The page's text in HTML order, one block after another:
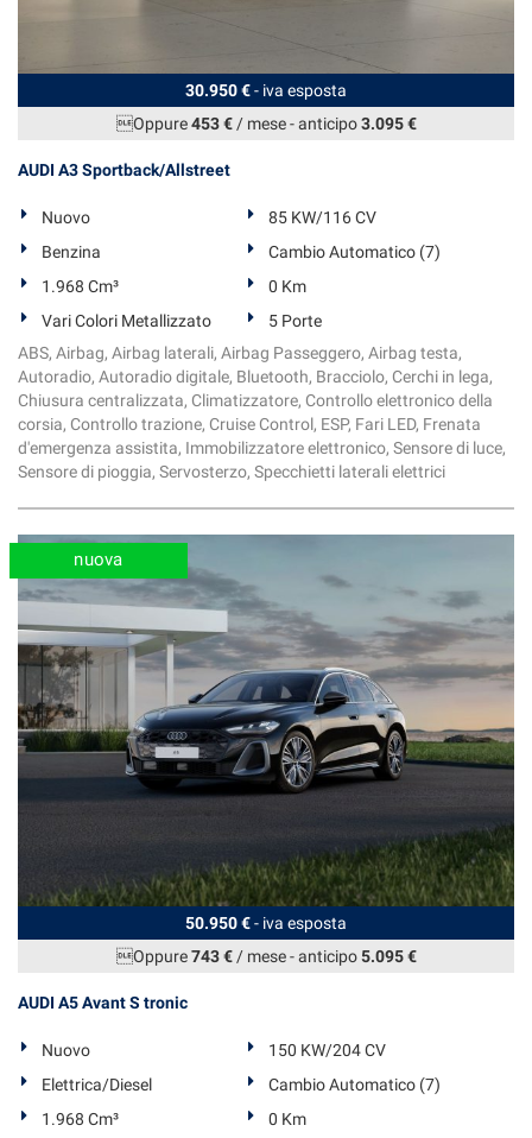
30.950 €- iva esposta
Oppure453 €/ mese-anticipo3.095 €
AUDI A3 Sportback/Allstreet
Nuovo
85 KW/116 CV
Benzina
Cambio Automatico (7)
1.968 Cm³
0 Km
Vari Colori Metallizzato
5 Porte
ABS, Airbag, Airbag laterali, Airbag Passeggero, Airbag testa,
Autoradio, Autoradio digitale, Bluetooth, Bracciolo, Cerchi in lega,
Chiusura centralizzata, Climatizzatore, Controllo elettronico della
corsia, Controllo trazione, Cruise Control, ESP, Fari LED, Frenata
d'emergenza assistita, Immobilizzatore elettronico, Sensore di luce,
Sensore di pioggia, Servosterzo, Specchietti laterali elettrici
50.950 €- iva esposta
Oppure743 €/ mese-anticipo5.095 €
nuova
AUDI A5 Avant S tronic
Nuovo
150 KW/204 CV
Elettrica/Diesel
Cambio Automatico (7)
1.968 Cm³
0 Km